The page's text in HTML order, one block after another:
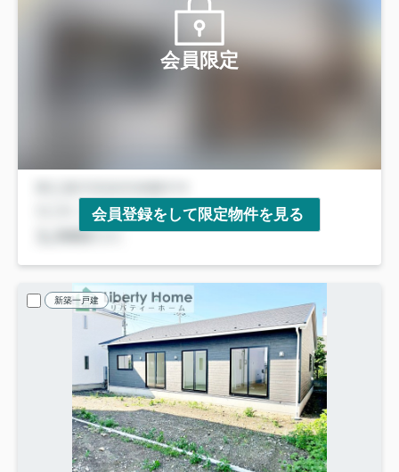
会員限定
会員登録をして限定物件を見る
新築一戸建